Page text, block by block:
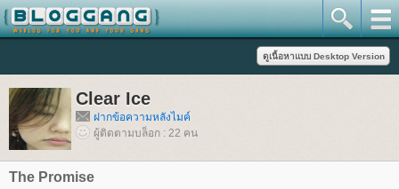
Clear Ice
ฝากข้อความหลังไมค์
ผู้ติดตามบล็อก : 22 คน
The Promise